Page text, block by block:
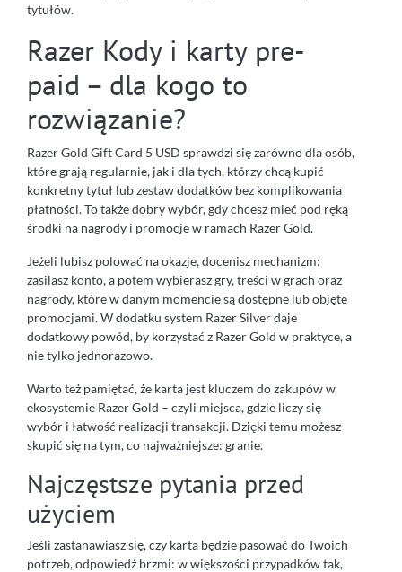
tytułów.
Razer Kody i karty pre-
paid – dla kogo to
rozwiązanie?
Razer Gold Gift Card 5 USD sprawdzi się zarówno dla osób,
które grają regularnie, jak i dla tych, którzy chcą kupić
konkretny tytuł lub zestaw dodatków bez komplikowania
płatności. To także dobry wybór, gdy chcesz mieć pod ręką
środki na nagrody i promocje w ramach Razer Gold.
Jeżeli lubisz polować na okazje, docenisz mechanizm:
zasilasz konto, a potem wybierasz gry, treści w grach oraz
nagrody, które w danym momencie są dostępne lub objęte
promocjami. W dodatku system Razer Silver daje
dodatkowy powód, by korzystać z Razer Gold w praktyce, a
nie tylko jednorazowo.
Warto też pamiętać, że karta jest kluczem do zakupów w
ekosystemie Razer Gold – czyli miejsca, gdzie liczy się
wybór i łatwość realizacji transakcji. Dzięki temu możesz
skupić się na tym, co najważniejsze: granie.
Najczęstsze pytania przed
użyciem
Jeśli zastanawiasz się, czy karta będzie pasować do Twoich
potrzeb, odpowiedź brzmi: w większości przypadków tak,